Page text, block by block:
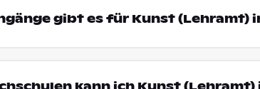
gibt es für Kunst (Lehramt)